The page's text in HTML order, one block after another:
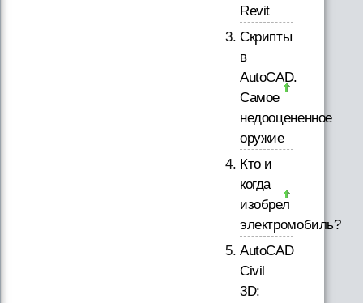
Revit
Скрипты
в
AutoCAD.
Самое
недооцененное
оружие
Кто и
когда
изобрел
электромобиль?
AutoCAD
Civil
3D: